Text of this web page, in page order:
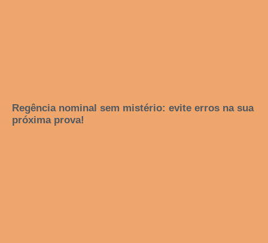
Regência nominal sem mistério: evite erros na sua
próxima prova!